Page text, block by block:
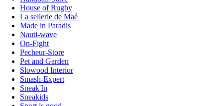
House of Rugby
La sellerie de Maé
Made in Paradis
Nauti-wave
On-Fight
Pecheur-Store
Pet and Garden
Slowood Interior
Smash-Expert
Sneak'In
Sneakids